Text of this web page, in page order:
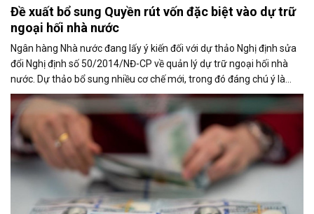
Đề xuất bổ sung Quyền rút vốn đặc biệt vào dự trữ
ngoại hối nhà nước
Ngân hàng Nhà nước đang lấy ý kiến đối với dự thảo Nghị định sửa
đổi Nghị định số 50/2014/NĐ-CP về quản lý dự trữ ngoại hối nhà
nước. Dự thảo bổ sung nhiều cơ chế mới, trong đó đáng chú ý là
việc đưa Quyền rút vốn đặc biệt (SDR) của Quỹ Tiền tệ Quốc tế
(IMF) vào nguồn hình thành dự trữ ngoại hối quốc gia.